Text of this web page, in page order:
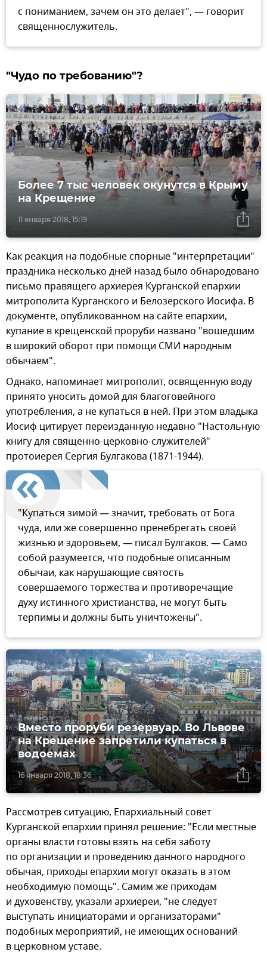
с пониманием, зачем он это делает", — говорит
священнослужитель.
"Чудо по требованию"?
11 января 2018, 15:19
Более 7 тыс человек окунутся в Крыму
на Крещение
Как реакция на подобные спорные "интерпретации"
праздника несколько дней назад было обнародовано
письмо правящего архиерея Курганской епархии
митрополита Курганского и Белозерского Иосифа. В
документе, опубликованном на сайте епархии,
купание в крещенской проруби названо "вошедшим
в широкий оборот при помощи СМИ народным
обычаем".
Однако, напоминает митрополит, освященную воду
принято уносить домой для благоговейного
употребления, а не купаться в ней. При этом владыка
Иосиф цитирует переизданную недавно "Настольную
книгу для священно-церковно-служителей"
протоиерея Сергия Булгакова (1871-1944).
"Купаться зимой — значит, требовать от Бога
чуда, или же совершенно пренебрегать своей
жизнью и здоровьем, — писал Булгаков. — Само
собой разумеется, что подобные описанным
обычаи, как нарушающие святость
совершаемого торжества и противоречащие
духу истинного христианства, не могут быть
терпимы и должны быть уничтожены".
16 января 2018, 18:36
Вместо проруби резервуар. Во Львове
на Крещение запретили купаться в
водоемах
Рассмотрев ситуацию, Епархиальный совет
Курганской епархии принял решение: "Если местные
органы власти готовы взять на себя заботу
по организации и проведению данного народного
обычая, приходы епархии могут оказать в этом
необходимую помощь". Самим же приходам
и духовенству, указали архиереи, "не следует
выступать инициаторами и организаторами"
подобных мероприятий, не имеющих оснований
в церковном уставе.